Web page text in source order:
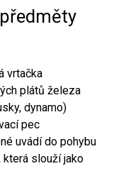
vrtačka
plátů železa
dynamo)
pec
uvádí do pohybu
která slouží jako